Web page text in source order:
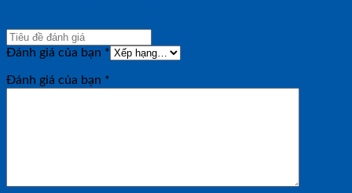
Đánh giá của bạn *
Đánh giá của bạn *